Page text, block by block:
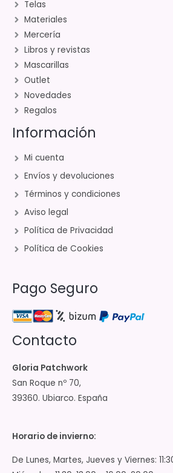
Telas
Materiales
Mercería
Libros y revistas
Mascarillas
Outlet
Novedades
Regalos
Información
Mi cuenta
Envíos y devoluciones
Términos y condiciones
Aviso legal
Política de Privacidad
Política de Cookies
Pago Seguro
Contacto
Gloria Patchwork
San Roque nº 70,
39360. Ubiarco. España
Horario de invierno:
De Lunes, Martes, Jueves y Viernes: